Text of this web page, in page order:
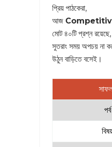
প্রিয় পাঠকেরা,
আজ
মোট ৪০টি প্রশ্ন
সুতরাং সময় অপচয় না
উঠুন বাড়িতে বসেই।
পর্ব